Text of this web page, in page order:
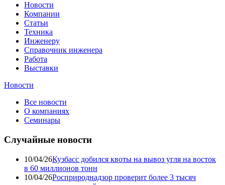
Новости
Компании
Статьи
Техника
Инженеру
Справочник инженера
Работа
Выставки
Новости
Все новости
О компаниях
Семинары
Случайные новости
10/04/26Кузбасс добился квоты на вывоз угля на восток
в 60 миллионов тонн
10/04/26Росприроднадзор проверит более 3 тысяч